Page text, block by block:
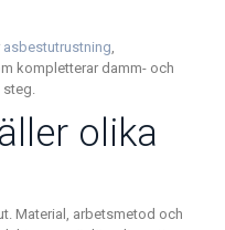
asbestutrustning,
kompletterar damm- och
steg.
olika
Material, arbetsmetod och